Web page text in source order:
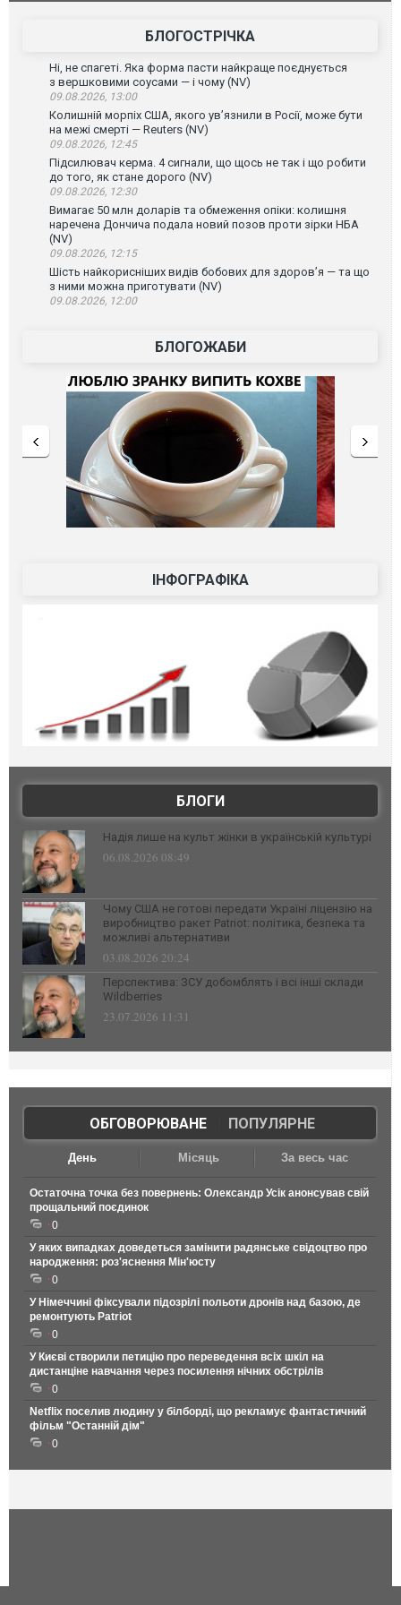
БЛОГОСТРІЧКА
Ні, не спагеті. Яка форма пасти найкраще поєднується
з вершковими соусами — і чому (NV)
09.08.2026, 13:00
Колишній морпіх США, якого ув’язнили в Росії, може бути
на межі смерті — Reuters (NV)
09.08.2026, 12:45
Підсилювач керма. 4 сигнали, що щось не так і що робити
до того, як стане дорого (NV)
09.08.2026, 12:30
Вимагає 50 млн доларів та обмеження опіки: колишня
наречена Дончича подала новий позов проти зірки НБА
(NV)
09.08.2026, 12:15
Шість найкорисніших видів бобових для здоров’я — та що
з ними можна приготувати (NV)
09.08.2026, 12:00
БЛОГОЖАБИ
ІНФОГРАФІКА
БЛОГИ
Надія лише на культ жінки в українській культурі
06.08.2026 08:49
Чому США не готові передати Україні ліцензію на
виробництво ракет Patriot: політика, безпека та
можливі альтернативи
03.08.2026 20:24
Перспектива: ЗСУ добомблять і всі інші склади
Wildberries
23.07.2026 11:31
ОБГОВОРЮВАНЕ| ПОПУЛЯРНЕ
День Місяць За весь час
Остаточна точка без повернень: Олександр Усік анонсував свій
прощальний поєдинок
0
У яких випадках доведеться замінити радянське свідоцтво про
народження: роз'яснення Мін'юсту
0
У Німеччині фіксували підозрілі польоти дронів над базою, де
ремонтують Patriot
0
У Києві створили петицію про переведення всіх шкіл на
дистанціне навчання через посилення нічних обстрілів
0
Netflix поселив людину у білборді, що рекламує фантастичний
фільм "Останній дім"
0